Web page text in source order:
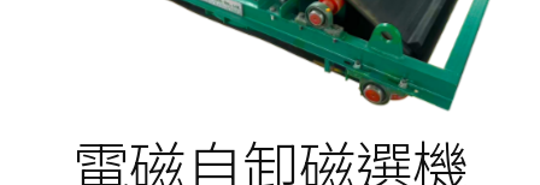
電磁自卸磁選機